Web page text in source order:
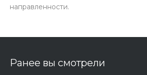
направленности.
Ранее вы смотрели